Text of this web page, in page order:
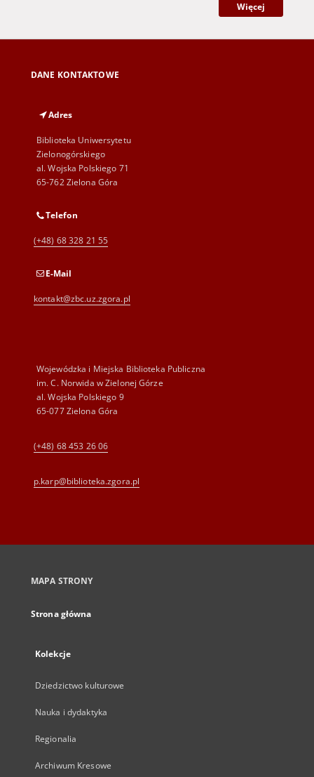
Więcej
DANE KONTAKTOWE
Adres
Biblioteka Uniwersytetu
Zielonogórskiego
al. Wojska Polskiego 71
65-762 Zielona Góra
Telefon
(+48) 68 328 21 55
E-Mail
kontakt@zbc.uz.zgora.pl
Wojewódzka i Miejska Biblioteka Publiczna
im. C. Norwida w Zielonej Górze
al. Wojska Polskiego 9
65-077 Zielona Góra
(+48) 68 453 26 06
p.karp@biblioteka.zgora.pl
MAPA STRONY
Strona główna
Kolekcje
Dziedzictwo kulturowe
Nauka i dydaktyka
Regionalia
Archiwum Kresowe